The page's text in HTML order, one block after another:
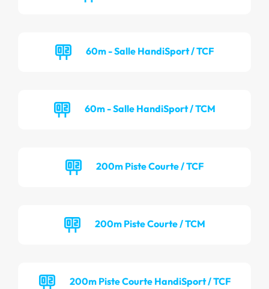
60m - Salle HandiSport / TCF
60m - Salle HandiSport / TCM
200m Piste Courte / TCF
200m Piste Courte / TCM
200m Piste Courte HandiSport / TCF